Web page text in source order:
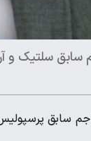
سابق سلتیک و
سابق